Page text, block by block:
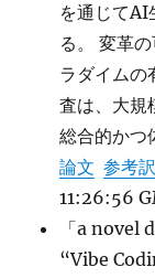
を通じてAI
る。 変革
ラダイムの
査は、大
総合的かつ
論文 参考
11:26:56
「a
“Vibe